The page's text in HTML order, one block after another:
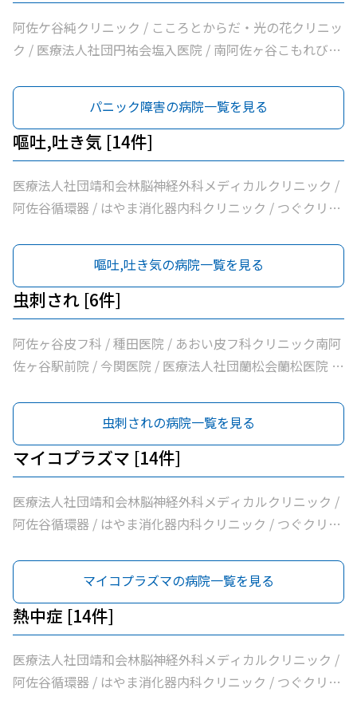
阿佐ケ谷純クリニック / こころとからだ・光の花クリニッ
ク / 医療法人社団円祐会塩入医院 / 南阿佐ヶ谷こもれびメ
パニック障害の病院一覧を見る
嘔吐,吐き気 [14件]
医療法人社団靖和会林脳神経外科メディカルクリニック /
阿佐谷循環器 / はやま消化器内科クリニック / つぐクリニ
人社団昇陽会阿佐谷すずき診療所 / 長沼内科 / 医療法人社
団明笙会たけうち内科 / 医療法人社団成宗診療所 / 今関医
院 / 医療法人社団蘭松会蘭松医院 / 医療法人社団成東会松
浦整形外科内科 / シャレール荻窪前やすだクリニック
嘔吐,吐き気の病院一覧を見る
虫刺され [6件]
阿佐ヶ谷皮フ科 / 種田医院 / あおい皮フ科クリニック南阿
佐ヶ谷駅前院 / 今関医院 / 医療法人社団蘭松会蘭松医院 /
虫刺されの病院一覧を見る
マイコプラズマ [14件]
医療法人社団靖和会林脳神経外科メディカルクリニック /
阿佐谷循環器 / はやま消化器内科クリニック / つぐクリニ
人社団昇陽会阿佐谷すずき診療所 / 長沼内科 / 医療法人社
団明笙会たけうち内科 / 医療法人社団成宗診療所 / 今関医
院 / 医療法人社団蘭松会蘭松医院 / 医療法人社団成東会松
浦整形外科内科 / シャレール荻窪前やすだクリニック
マイコプラズマの病院一覧を見る
熱中症 [14件]
医療法人社団靖和会林脳神経外科メディカルクリニック /
阿佐谷循環器 / はやま消化器内科クリニック / つぐクリニ